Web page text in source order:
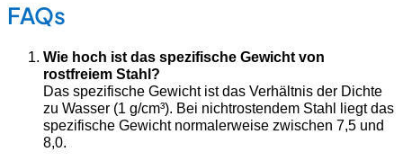
FAQs
Wie hoch ist das spezifische Gewicht von
rostfreiem Stahl?
Das spezifische Gewicht ist das Verhältnis der Dichte
zu Wasser (1 g/cm³). Bei nichtrostendem Stahl liegt das
spezifische Gewicht normalerweise zwischen 7,5 und
8,0.